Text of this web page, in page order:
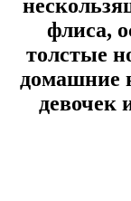
флиса,
толстые
домашние
девочек